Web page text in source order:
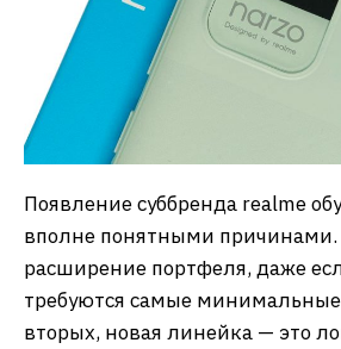
Появление суббренда realme
вполне понятными
расширение портфеля, даже
требуются самые
вторых, новая линейка — это